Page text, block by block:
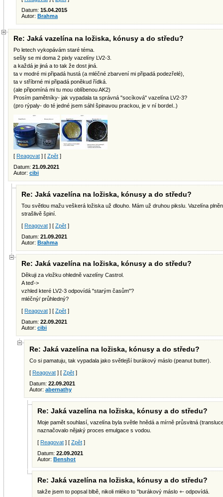
Datum: 15.04.2015
Autor: Brahma
Re: Jaká vazelína na ložiska, kónusy a do středu?
Po letech vykopávám staré téma.
sešly se mi doma 2 pixly vazelíny LV2-3.
a každá je jiná a to tak že dost jiná.
ta v modré mi připadá hustá (a mléčné zbarvení mi připadá podezřelé),
ta v stříbrné mi připadá poněkud řídká.
(ale připomíná mi tu mou oblíbenou AK2)
Prosím pamětníky- jak vypadala ta správná "socíková" vazelína LV2-3?
(pro rýpaly- do té jedné jsem sáhl špinavou prackou, je v ní bordel..)
[ Reagovat ] [ Zpět ]
Datum: 21.09.2021
Autor: cibi
Re: Jaká vazelína na ložiska, kónusy a do středu?
Tou světlou mažu veškerá ložiska už dlouho. Mám už druhou pikslu. Vazelína
strašlivě špiní.
[ Reagovat ] [ Zpět ]
Datum: 21.09.2021
Autor: Brahma
Re: Jaká vazelína na ložiska, kónusy a do středu?
Děkuji za vložku ohledně vazelíny Castrol.
A teď->
vzhled které LV2-3 odpovídá "starým časům"?
mléčný/ průhledný?
[ Reagovat ] [ Zpět ]
Datum: 22.09.2021
Autor: cibi
Re: Jaká vazelína na ložiska, kónusy a do středu?
Co si pamatuju, tak vypadala jako světlejší burákový máslo (peanut butter).
[ Reagovat ] [ Zpět ]
Datum: 22.09.2021
Autor: abernathy
Re: Jaká vazelína na ložiska, kónusy a do středu?
Moje pamět souhlasí, vazelína byla světle hnědá a mírně průsvitná
naznačovalo nějaký proces emulgace s vodou.
[ Reagovat ] [ Zpět ]
Datum: 22.09.2021
Autor: Benshot
Re: Jaká vazelína na ložiska, kónusy a do středu?
takže jsem to popsal blbě, nikoli mléko to "burákový máslo +- odpovídá.